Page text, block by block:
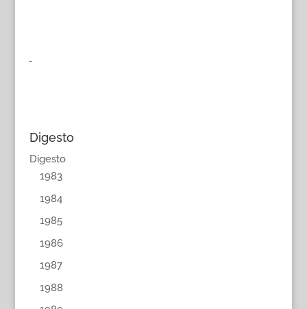
Digesto
Digesto
1983
1984
1985
1986
1987
1988